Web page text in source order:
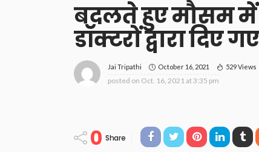
बदलते हुए मौसम में
डॉक्टरों द्वारा दिए
Jai Tripathi October 16, 2021 529 Views
posted on Oct. 16, 2021 at 3:35 pm
0 Share